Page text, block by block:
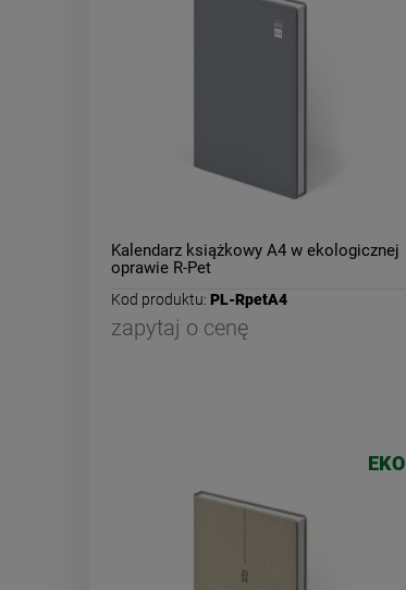
Kalendarz książkowy A4 w ekologicznej
oprawie R-Pet
Kod produktu: PL-RpetA4
zapytaj o cenę
EKO